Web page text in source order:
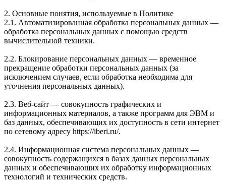
2. Основные понятия, используемые в Политике
2.1. Автоматизированная обработка персональных данных —
обработка персональных данных с помощью средств
вычислительной техники.
2.2. Блокирование персональных данных — временное
прекращение обработки персональных данных (за
исключением случаев, если обработка необходима для
уточнения персональных данных).
2.3. Веб-сайт — совокупность графических и
информационных материалов, а также программ для ЭВМ и
баз данных, обеспечивающих их доступность в сети интернет
по сетевому адресу https://iberi.ru/.
2.4. Информационная система персональных данных —
совокупность содержащихся в базах данных персональных
данных и обеспечивающих их обработку информационных
технологий и технических средств.